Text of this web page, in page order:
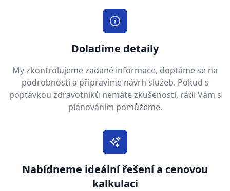
Doladíme detaily
My zkontrolujeme zadané informace, doptáme se na
podrobnosti a připravíme návrh služeb. Pokud s
poptávkou zdravotníků nemáte zkušenosti, rádi Vám s
plánováním pomůžeme.
Nabídneme ideální řešení a cenovou
kalkulaci